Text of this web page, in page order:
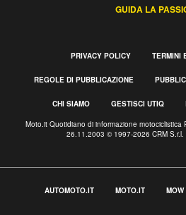
GUIDA LA
PRIVACY POLICY TERMINI
REGOLE DI PUBBLICAZIONE
CHI SIAMO GESTISCI UTIQ
Moto.it Quotidiano di informazione motociclistica
26.11.2003 © 1997-2026 CRM
AUTOMOTO.IT MOTO.IT MOW